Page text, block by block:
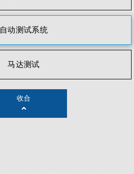
自动测试系统
马达测试
收合